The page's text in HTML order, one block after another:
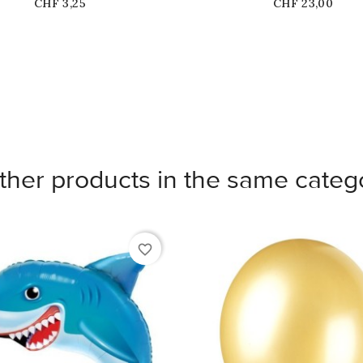
CHF 3,25 CHF 23,00
products in the same
favorite_border